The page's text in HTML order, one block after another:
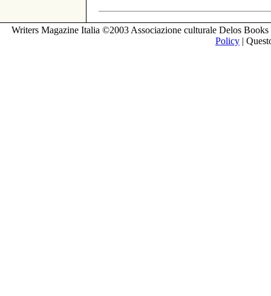
Writers Magazine Italia ©2003 Associazione culturale Delos
Policy |